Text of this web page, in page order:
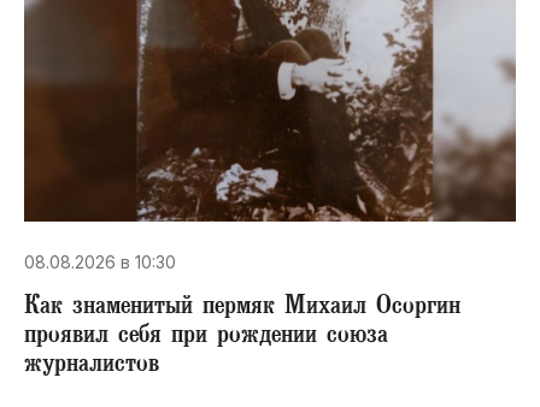
08.08.2026 в 10:30
​Как знаменитый пермяк Михаил Осоргин
проявил себя при рождении союза
журналистов